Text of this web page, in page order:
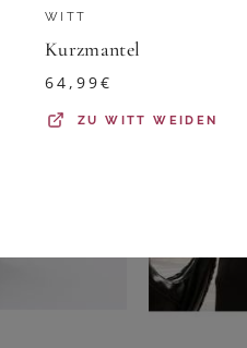
WITT
Kurzmantel
64,99€
ZUWITT WEIDEN